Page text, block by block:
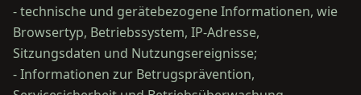
- technische und gerätebezogene Informationen, wie
Browsertyp, Betriebssystem, IP-Adresse,
Sitzungsdaten und Nutzungsereignisse;
- Informationen zur Betrugsprävention,